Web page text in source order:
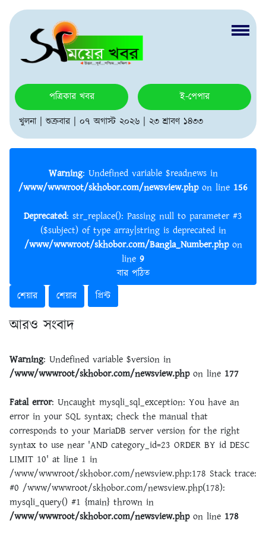
পত্রিকার খবর
ই-পেপার
খুলনা | শুক্রবার | ০৭ অগাস্ট ২০২৬ | ২৩ শ্রাবণ ১৪৩৩
Warning : Undefined variable $readnews in
/www/wwwroot/skhobor.com/newsview.phpon line 156
Deprecated: str_replace(): Passing null to parameter #3
($subject) of type array|string is deprecated in
/www/wwwroot/skhobor.com/Bangla_Number.phpon
line 9
বার পঠিত
শেয়ার
শেয়ার প্রিন্ট
আরও সংবাদ
Warning: Undefined variable $version in
/www/wwwroot/skhobor.com/newsview.phpon line 177
Fatal error: Uncaught mysqli_sql_exception: You have an
error in your SQL syntax; check the manual that
corresponds to your MariaDB server version for the right
syntax to use near 'AND category_id=23 ORDER BY id DESC
LIMIT 10' at line 1 in
/www/wwwroot/skhobor.com/newsview.php:178 Stack trace:
#0 /www/wwwroot/skhobor.com/newsview.php(178):
mysqli_query() #1 {main} thrown in
/www/wwwroot/skhobor.com/newsview.phpon line 178